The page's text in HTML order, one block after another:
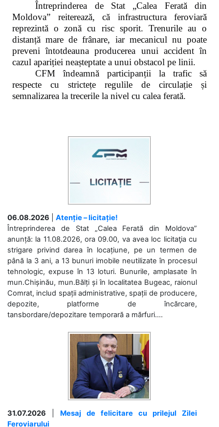
Întreprinderea de Stat „Calea Ferată din
Moldova” reiterează, că infrastructura feroviară
reprezintă o zonă cu risc sporit. Trenurile au o
distanță mare de frânare, iar mecanicul nu poate
preveni întotdeauna producerea unui accident în
cazul apariției neașteptate a unui obstacol pe linii.
CFM îndeamnă participanții la trafic să
respecte cu strictețe regulile de circulație și
semnalizarea la trecerile la nivel cu calea ferată.
06.08.2026
Atenție – licitație!
Întreprinderea de Stat „Calea Ferată din Moldova”
anunță: la 11.08.2026, ora 09.00, va avea loc licitaţia cu
strigare privind darea în locațiune, pe un termen de
până la 3 ani, a 13 bunuri imobile neutilizate în procesul
tehnologic, expuse în 13 loturi. Bunurile, amplasate în
mun.Chișinău, mun.Bălți și în localitatea Bugeac, raionul
Comrat, includ spații administrative, spații de producere,
depozite, platforme de încărcare,
tansbordare/depozitare temporară a mărfuri....
31.07.2026
Mesaj de felicitare cu prilejul Zilei
Feroviarului